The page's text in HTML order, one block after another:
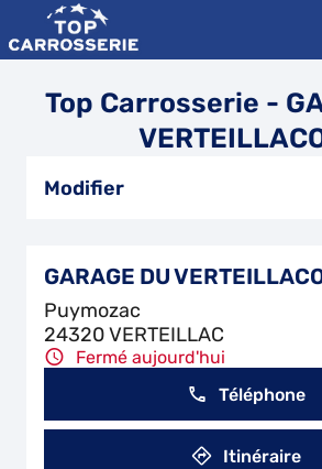
Top Carrosserie -
Modifier
GARAGE DU
Puymozac
24320 VERTEILLAC
Fermé aujourd'hui
Téléphone
Itinéraire